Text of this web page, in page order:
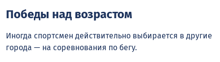
Победы над возрастом
Иногда спортсмен действительно выбирается в другие
города — на соревнования по бегу.